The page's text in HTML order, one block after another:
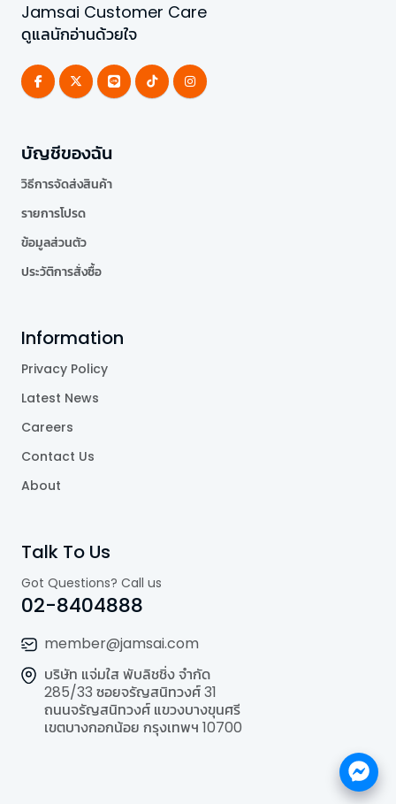
Jamsai Customer Care
ดูแลนักอ่านด้วยใจ
บัญชีของฉัน
วิธีการจัดส่งสินค้า
รายการโปรด
ข้อมูลส่วนตัว
ประวัติการสั่งซื้อ
Information
Privacy Policy
Latest News
Careers
Contact Us
About
Talk To Us
Got Questions? Call us
02-8404888
member@jamsai.com
บริษัท แจ่มใส พับลิชชิ่ง จำกัด
285/33 ซอยจรัญสนิทวงศ์ 31
ถนนจรัญสนิทวงศ์ แขวงบางขุนศรี
เขตบางกอกน้อย กรุงเทพฯ 10700